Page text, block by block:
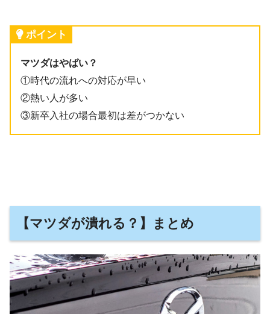
ポイント
マツダはやばい？
①時代の流れへの対応が早い
②熱い人が多い
③新卒入社の場合最初は差がつかない
【マツダが潰れる？】まとめ